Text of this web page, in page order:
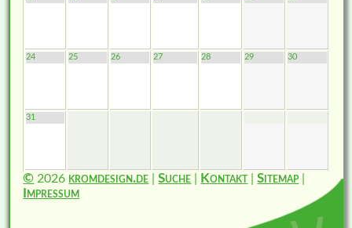
24 25 26 27 28 29 30
31
© 2026 kromdesign.de |Suche Kontakt |Sitemap
Impressum